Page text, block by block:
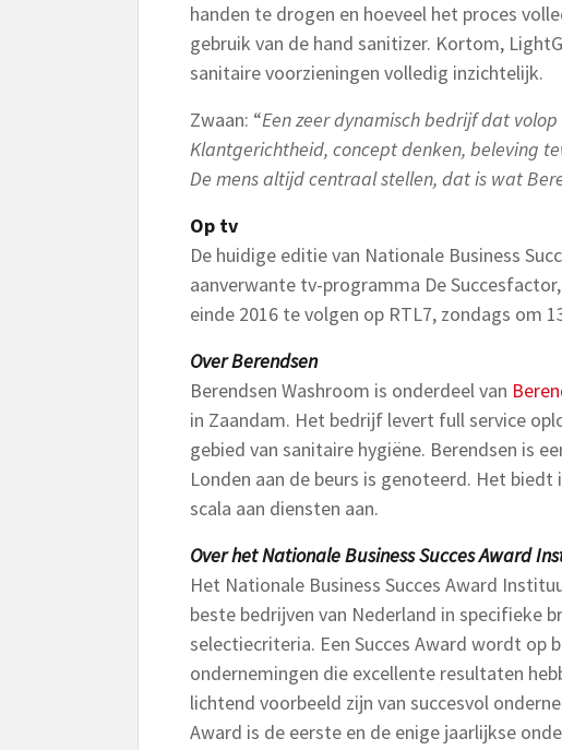
handen te drogen en hoeveel het proces
gebruik van de hand sanitizer. Kortom,
sanitaire voorzieningen volledig inzichtelijk.
Zwaan: “Een zeer dynamisch bedrijf dat
Klantgerichtheid, concept denken, beleving
De mens altijd centraal stellen, dat is wat
Op tv
De huidige editie van Nationale Business
aanverwante tv-programma De
einde 2016 te volgen op RTL7, zondags om
Over Berendsen
Berendsen Washroom is onderdeel van
in Zaandam. Het bedrijf levert full service
gebied van sanitaire hygiëne. Berendsen is
Londen aan de beurs is genoteerd. Het biedt
scala aan diensten aan.
Over het Nationale Business Succes Award
Het Nationale Business Succes Award
beste bedrijven van Nederland in specifieke
selectiecriteria. Een Succes Award wordt op
ondernemingen die excellente resultaten
lichtend voorbeeld zijn van succesvol
Award is de eerste en de enige jaarlijkse